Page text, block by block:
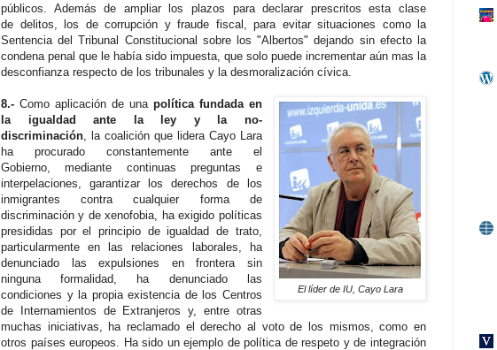
públicos. Además de ampliar los plazos para declarar prescritos esta clase
de delitos, los de corrupción y fraude fiscal, para evitar situaciones como la
Sentencia del Tribunal Constitucional sobre los "Albertos" dejando sin efecto la
condena penal que le había sido impuesta, que solo puede incrementar aún mas la
desconfianza respecto de los tribunales y la desmoralización cívica.
El líder de IU, Cayo Lara
8.- Como aplicación de una política fundada en
la igualdad ante la ley y la no-
discriminación , la coalición que lidera Cayo Lara
ha procurado constantemente ante el
Gobierno, mediante continuas preguntas e
interpelaciones, garantizar los derechos de los
inmigrantes contra cualquier forma de
discriminación y de xenofobia, ha exigido políticas
presididas por el principio de igualdad de trato,
particularmente en las relaciones laborales, ha
denunciado las expulsiones en frontera sin
ninguna formalidad, ha denunciado las
condiciones y la propia existencia de los Centros
de Internamientos de Extranjeros y, entre otras
muchas iniciativas, ha reclamado el derecho al voto de los mismos, como en
otros países europeos. Ha sido un ejemplo de política de respeto y de integración